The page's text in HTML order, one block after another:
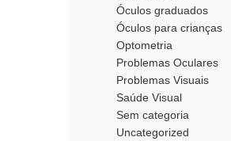
Óculos graduados
Óculos para crianças
Optometria
Problemas Oculares
Problemas Visuais
Saúde Visual
Sem categoria
Uncategorized